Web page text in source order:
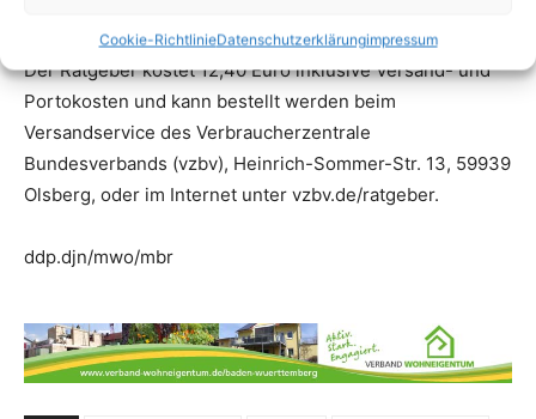
Cookie-RichtlinieDatenschutzerklärungimpressum